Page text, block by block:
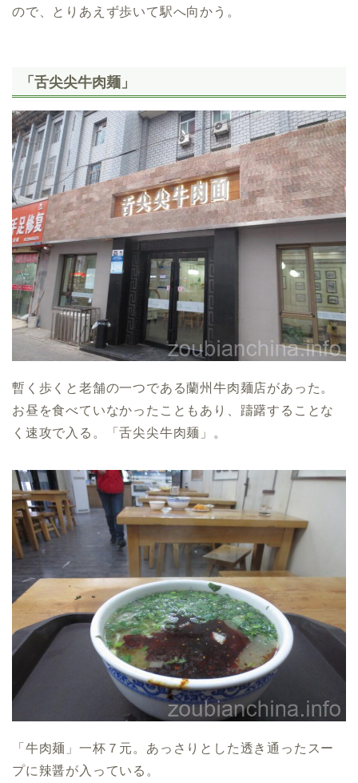
ので、とりあえず歩いて駅へ向かう。
「舌尖尖牛肉麺」
暫く歩くと老舗の一つである蘭州牛肉麺店があった。
お昼を食べていなかったこともあり、躊躇することな
く速攻で入る。「舌尖尖牛肉麺」。
「牛肉麺」一杯７元。あっさりとした透き通ったスー
プに辣醤が入っている。